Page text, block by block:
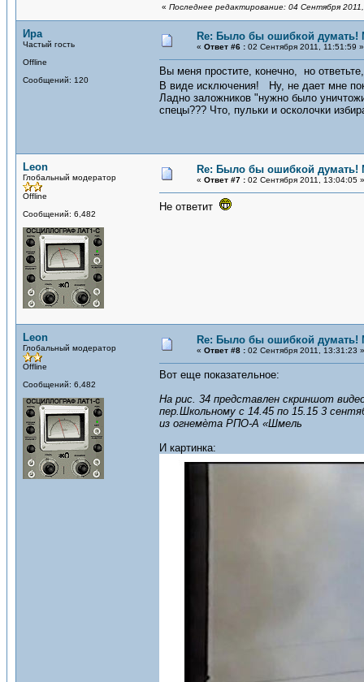
« Последнее редактирование: 04 Сентября
Ира
Частый гость
Offline
Сообщений: 120
Re: Было бы ошибкой
« Ответ #6 : 02 Сентября 2011, 11:51:59 »
Вы меня простите, конечно, но
В виде исключения! Ну, не дает мне
Ладно заложников "нужно было
спецы??? Что, пульки и осколочки
Leon
Глобальный модератор
Offline
Сообщений: 6,482
Re: Было бы ошибкой
« Ответ #7 : 02 Сентября 2011, 13:04:05 »
Не ответит
Leon
Глобальный модератор
Offline
Сообщений: 6,482
Re: Было бы ошибкой
« Ответ #8 : 02 Сентября 2011, 13:31:23 »
Вот еще показательное:
На рис. 34 представлен скриншот
пер.Школьному с 14.45 по 15.15 3
из огнемѐта РПО-А «Шмель
И картинка: